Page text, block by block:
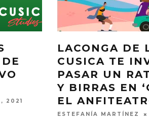
2021
LACONGA DE
CUSICA TE
PASAR UN
Y BIRRAS EN
EL
ESTEFANÍA MARTÍNEZ